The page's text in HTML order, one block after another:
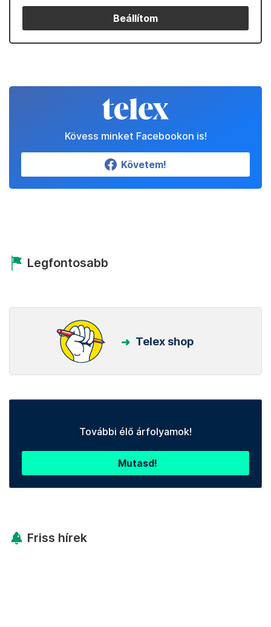
Beállítom
Kövess minket Facebookon is!
Követem!
Legfontosabb
Telex shop
További élő árfolyamok!
Mutasd!
Friss hírek